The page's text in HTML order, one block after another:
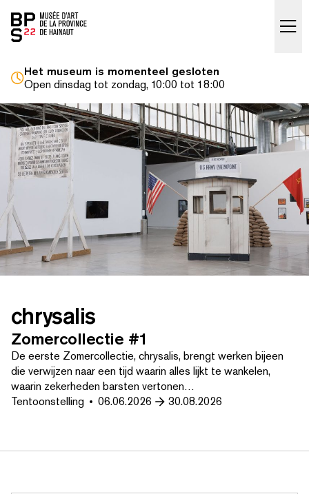
Accueil
Het museum is momenteel gesloten
Open dinsdag tot zondag, 10:00 tot 18:00
chrysalis
Zomercollectie #1
De eerste Zomer­col­lec­tie, chrysalis, brengt werken bijeen
die verwijzen naar een tijd waarin alles lijkt te wankelen,
waarin zekerheden barsten vertonen…
Tentoonstelling
06.06.2026 30.08.2026